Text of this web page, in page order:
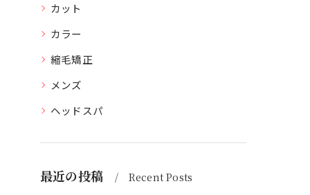
カット
カラー
縮毛矯正
メンズ
ヘッドスパ
最近の投稿 Recent Posts